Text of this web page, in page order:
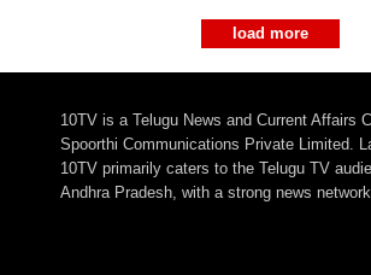
load more
10TV is a Telugu News and Current Affairs
Spoorthi Communications Private Limited.
10TV primarily caters to the Telugu TV
Andhra Pradesh, with a strong news